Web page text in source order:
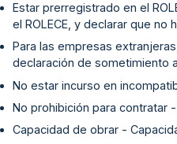
Estar prerregistrado en el
el ROLECE, y declarar que
Para las empresas
declaración de sometimiento
No estar incurso en
No prohibición para contratar
Capacidad de obrar -